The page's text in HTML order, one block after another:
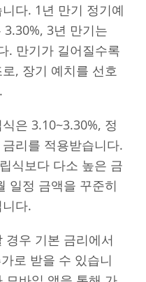
다. 1년 만기 정기예
3년 만기는
. 만기가 길어질수록
, 장기 예치를 선호
은 3.10~3.30%, 정
리를 적용받습니다.
식보다 다소 높은 금
일정 금액을 꾸준히
다.
경우 기본 금리에서
로 받을 수 있습니